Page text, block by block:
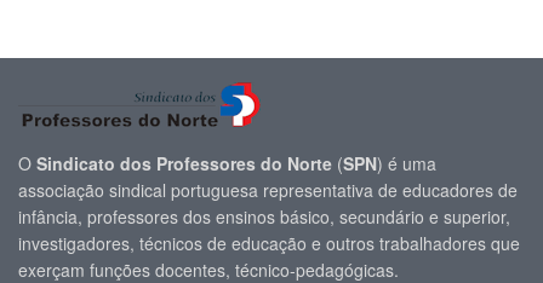
O Sindicato dos Professores do Norte (SPN) é uma
associação sindical portuguesa representativa de educadores de
infância, professores dos ensinos básico, secundário e superior,
investigadores, técnicos de educação e outros trabalhadores que
exerçam funções docentes, técnico-pedagógicas.